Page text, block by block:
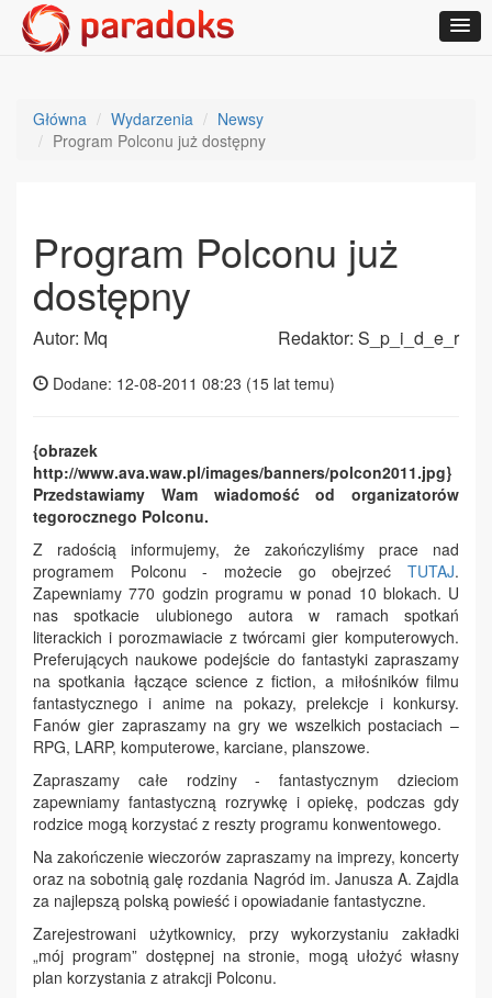
Główna Wydarzenia
Newsy
Program Polconu już dostępny
Program Polconu już
dostępny
Autor: Mq Redaktor: S_p_i_d_e_r
Dodane: 12-08-2011 08:23 (15 lat temu)
{obrazek
http://www.ava.waw.pl/images/banners/polcon2011.jpg}
Przedstawiamy Wam wiadomość od organizatorów
tegorocznego Polconu.
Z radością informujemy, że zakończyliśmy prace nad
programem Polconu - możecie go obejrzeć TUTAJ.
Zapewniamy 770 godzin programu w ponad 10 blokach. U
nas spotkacie ulubionego autora w ramach spotkań
literackich i porozmawiacie z twórcami gier komputerowych.
Preferujących naukowe podejście do fantastyki zapraszamy
na spotkania łączące science z fiction, a miłośników filmu
fantastycznego i anime na pokazy, prelekcje i konkursy.
Fanów gier zapraszamy na gry we wszelkich postaciach –
RPG, LARP, komputerowe, karciane, planszowe.
Zapraszamy całe rodziny - fantastycznym dzieciom
zapewniamy fantastyczną rozrywkę i opiekę, podczas gdy
rodzice mogą korzystać z reszty programu konwentowego.
Na zakończenie wieczorów zapraszamy na imprezy, koncerty
oraz na sobotnią galę rozdania Nagród im. Janusza A. Zajdla
za najlepszą polską powieść i opowiadanie fantastyczne.
Zarejestrowani użytkownicy, przy wykorzystaniu zakładki
„mój program” dostępnej na stronie, mogą ułożyć własny
plan korzystania z atrakcji Polconu.